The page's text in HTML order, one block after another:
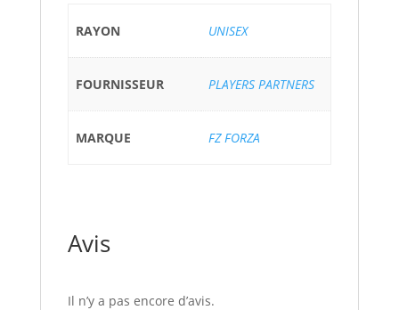
RAYON UNISEX
FOURNISSEUR PLAYERS PARTNERS
MARQUE FZ FORZA
Avis
Il n’y a pas encore d’avis.